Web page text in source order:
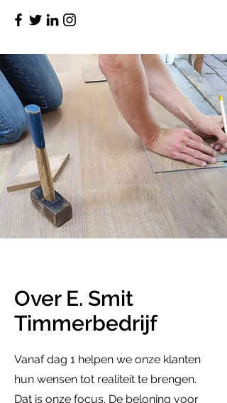
Over E. Smit
Timmerbedrijf
Vanaf dag 1 helpen we onze klanten
hun wensen tot realiteit te brengen.
Dat is onze focus. De beloning voor